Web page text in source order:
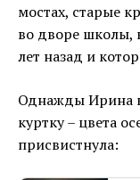
мостах, старые
во дворе школы,
лет назад и
Однажды Ирина
куртку – цвета
присвистнула: